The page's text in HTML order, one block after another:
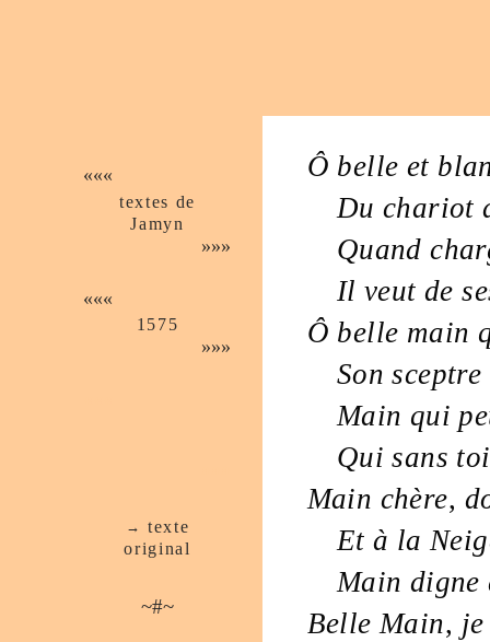
«««
textes de
Jamyn
»»»
«««
1575
»»»
→ texte
ori­ginal
~#~
Ô belle et
Du chariot
Quand
Il veut de
Ô belle main
Sonsceptre
Main qui
Qui sans
Main chère,
Et à la
Main digne
Belle Main,